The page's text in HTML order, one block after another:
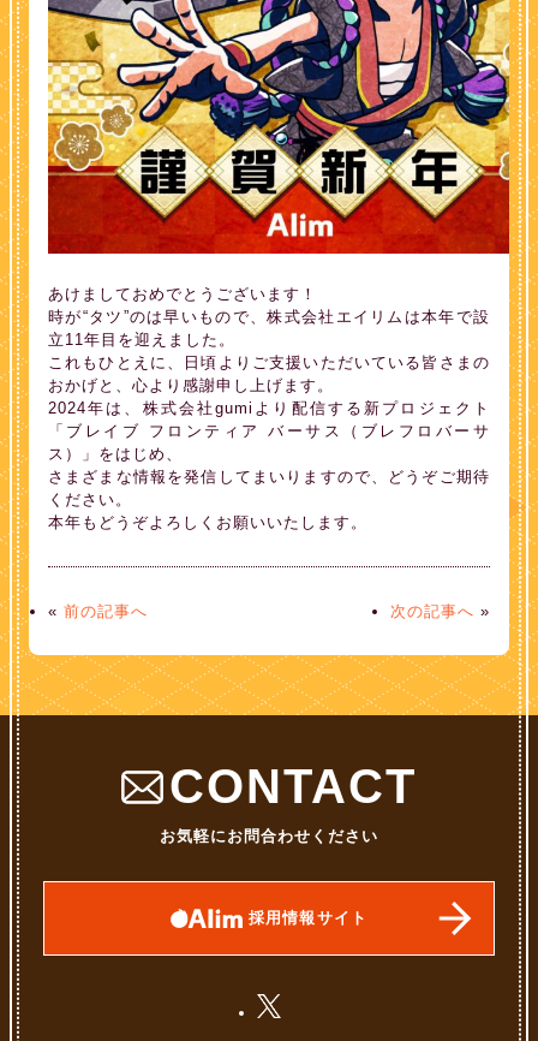
あけましておめでとうございます！
時が“タツ”のは早いもので、株式会社エイリムは本年で設
立11年目を迎えました。
これもひとえに、日頃よりご支援いただいている皆さまの
おかげと、心より感謝申し上げます。
2024年は、株式会社gumiより配信する新プロジェクト
「ブレイブ フロンティア バーサス（ブレフロバーサ
ス）」をはじめ、
さまざまな情報を発信してまいりますので、どうぞご期待
ください。
本年もどうぞよろしくお願いいたします。
«前の記事へ 次の記事へ »
CONTACT
お気軽にお問合わせください
採用情報サイト